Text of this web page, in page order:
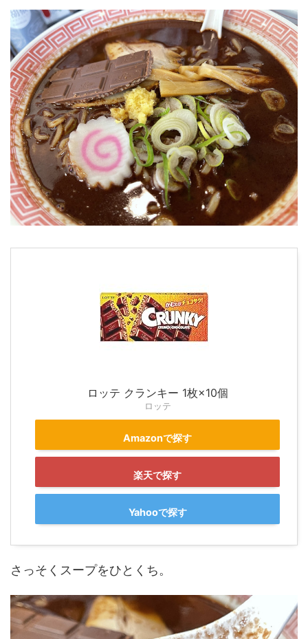
ロッテ クランキー 1枚×10個
ロッテ
Amazonで探す
楽天で探す
Yahooで探す
さっそくスープをひとくち。